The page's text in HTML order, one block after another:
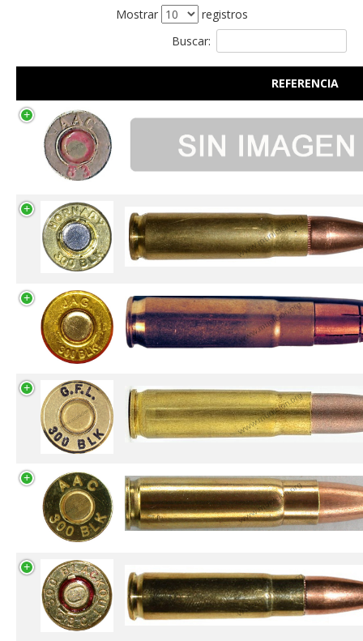
Mostrar
registros
Buscar:
REFERENCIA